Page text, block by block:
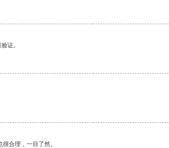
证。
合理，一目了然。